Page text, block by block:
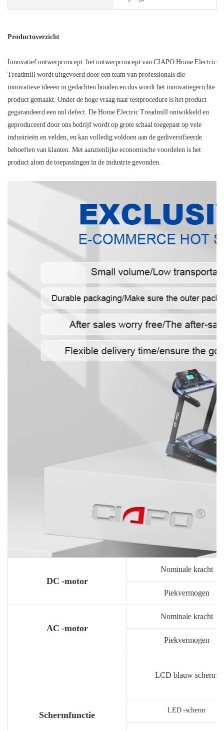
Productoverzicht
Innovatief ontwerpconcept: het ontwerpconcept van CIAPO Home Electric
Treadmill wordt uitgevoerd door een team van professionals die
innovatieve ideeën in gedachten houden en dus wordt het innovatiegerichte
product gemaakt. Onder de hoge vraag naar testprocedure is het product
gegarandeerd een nul defect. De Home Electric Treadmill ontwikkeld en
geproduceerd door ons bedrijf wordt op grote schaal toegepast op vele
industrieën en velden, en kan volledig voldoen aan de gediversifieerde
behoeften van klanten. Met aanzienlijke economische voordelen is het
product alom de toepassingen in de industrie gevonden.
DC -motor
Nominale kracht
Piekvermogen
AC -motor
Nominale kracht
Piekvermogen
Schermfunctie
LCD blauw scherm
LED -scherm